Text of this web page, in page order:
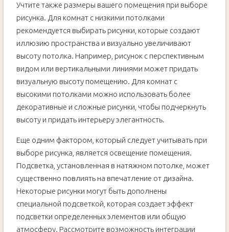
Учтите также размеры вашего помещения при выборе
рисунка. Для комнат с низкими потолками
рекомендуется выбирать рисунки, которые создают
иллюзию пространства и визуально увеличивают
высоту потолка. Например, рисунок с перспективным
видом или вертикальными линиями может придать
визуальную высоту помещению. Для комнат с
высокими потолками можно использовать более
декоративные и сложные рисунки, чтобы подчеркнуть
высоту и придать интерьеру элегантность.
Еще одним фактором, который следует учитывать при
выборе рисунка, является освещение помещения.
Подсветка, установленная в натяжном потолке, может
существенно повлиять на впечатление от дизайна.
Некоторые рисунки могут быть дополнены
специальной подсветкой, которая создает эффект
подсветки определенных элементов или общую
атмосферу. Рассмотрите возможность интеграции